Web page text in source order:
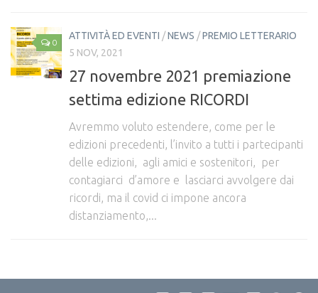
Contatti
0
ATTIVITÀ ED EVENTI /NEWS /PREMIO LETTERARIO
5 NOV, 2021
27 novembre 2021 premiazione
settima edizione RICORDI
Avremmo voluto estendere, come per le
edizioni precedenti, l’invito a tutti i partecipanti
delle edizioni, agli amici e sostenitori, per
contagiarci d’amore e lasciarci avvolgere dai
ricordi, ma il covid ci impone ancora
distanziamento,...